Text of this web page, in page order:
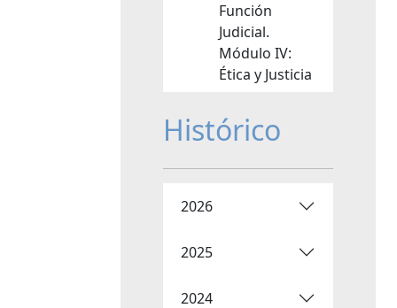
Función
Judicial.
Módulo IV:
Ética y Justicia
Histórico
2026
2025
2024